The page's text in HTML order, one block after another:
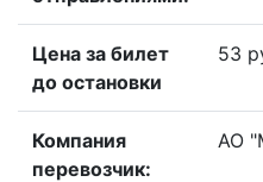
Цена за билет
до остановки
53
Компания
перевозчик:
АО